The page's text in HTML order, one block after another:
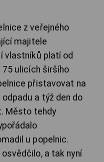
z veřejného
majitele
vlastníků platí od
75 ulicích širšího
přistavovat na
a týž den do
Město tehdy
u popelnic.
a tak nyní